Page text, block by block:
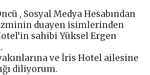
, Sosyal Medya Hesabından
duayen isimlerinden
sahibi Yüksel Ergen
ve İris Hotel ailesine
diliyorum.